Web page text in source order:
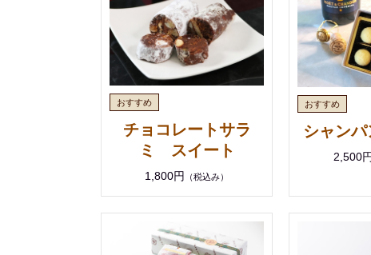
チョコレートサラ
ミ スイート
1,800円 （税込み）
シャン
2,500円